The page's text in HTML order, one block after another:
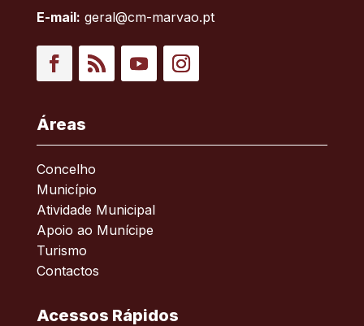
E-mail: geral@cm-marvao.pt
Áreas
Concelho
Município
Atividade Municipal
Apoio ao Munícipe
Turismo
Contactos
Acessos Rápidos